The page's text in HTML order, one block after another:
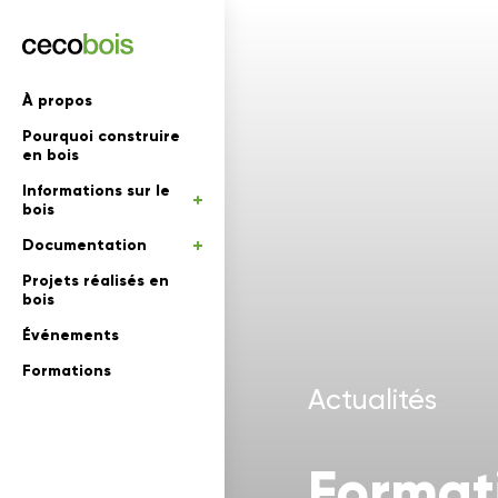
À propos
Pourquoi construire
en bois
Informations sur le
bois
Documentation
Projets réalisés en
bois
Événements
Formations
en bois
Actualités